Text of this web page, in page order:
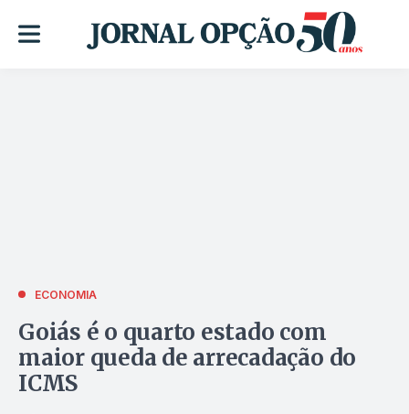
ECONOMIA
Goiás é o quarto estado com
maior queda de arrecadação do
ICMS